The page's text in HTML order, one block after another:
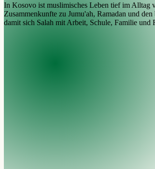
In Kosovo ist muslimisches Leben tief im Alltag
Zusammenkunfte zu Jumu'ah, Ramadan und
damit sich Salah mit Arbeit, Schule, Familie und